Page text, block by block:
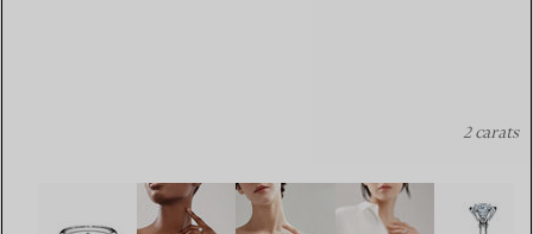
Tiffany® Setting: Bague de fiançailles en platine 950
2 carats